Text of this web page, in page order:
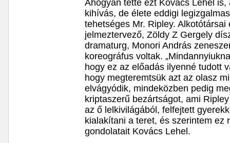
Ahogyan tette ezt Kovács Lehel
kihívás, de élete eddigi
tehetséges Mr. Ripley. Alkotótársai
jelmeztervező, Zöldy Z Gergely
dramaturg, Monori András
koreográfus voltak.
hogy ez az előadás ilyenné tudott
hogy megteremtsük azt az olasz
elvágyódik, mindeközben pedig
kriptaszerű bezártságot, ami
az ő lelkivilágából, felfejtett
kialakítani a teret, és szerintem ez
gondolatait Kovács Lehel.